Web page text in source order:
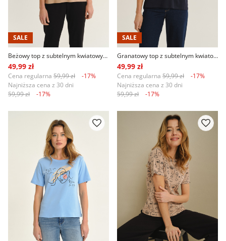
SALE
Beżowy top z subtelnym kwiatowym nadrukiem
49,99 zł
Cena regularna 59,99 zł
-17%
Najniższa cena z 30 dni
59,99 zł
-17%
SALE
Granatowy top z subtelnym kwiatowym nadrukiem
49,99 zł
Cena regularna 59,99 zł
-17%
Najniższa cena z 30 dni
59,99 zł
-17%